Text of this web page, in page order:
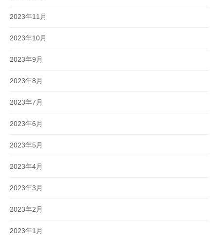
2023年11月
2023年10月
2023年9月
2023年8月
2023年7月
2023年6月
2023年5月
2023年4月
2023年3月
2023年2月
2023年1月